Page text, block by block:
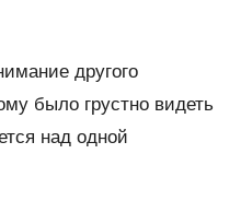
другого
было грустно видеть
над одной